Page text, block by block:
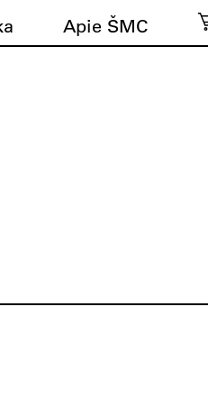
Apie ŠMC